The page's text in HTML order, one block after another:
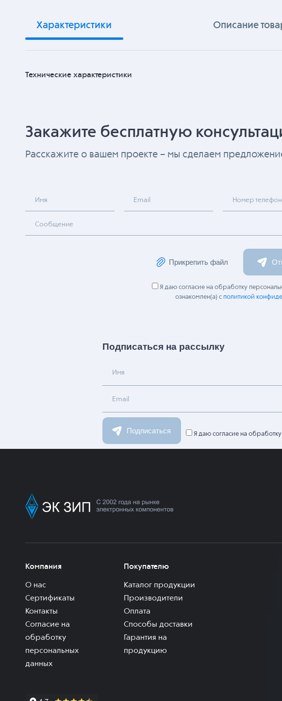
Характеристики Описание
Технические характеристики
Закажите бесплатную
Расскажите о вашем проекте – мы сделаем
Имя Email Номер
Сообщение
Прикрепить файл
Я даю согласие на обработку
ознакомлен(а) с политикой
Подписаться на рассылку
Имя
Email
Подписаться Я даю согласие на
Компания
О нас
Сертификаты
Контакты
Согласие на
обработку
персональных
данных
Покупателю
Каталог продукции
Производители
Оплата
Способы доставки
Гарантия на
продукцию